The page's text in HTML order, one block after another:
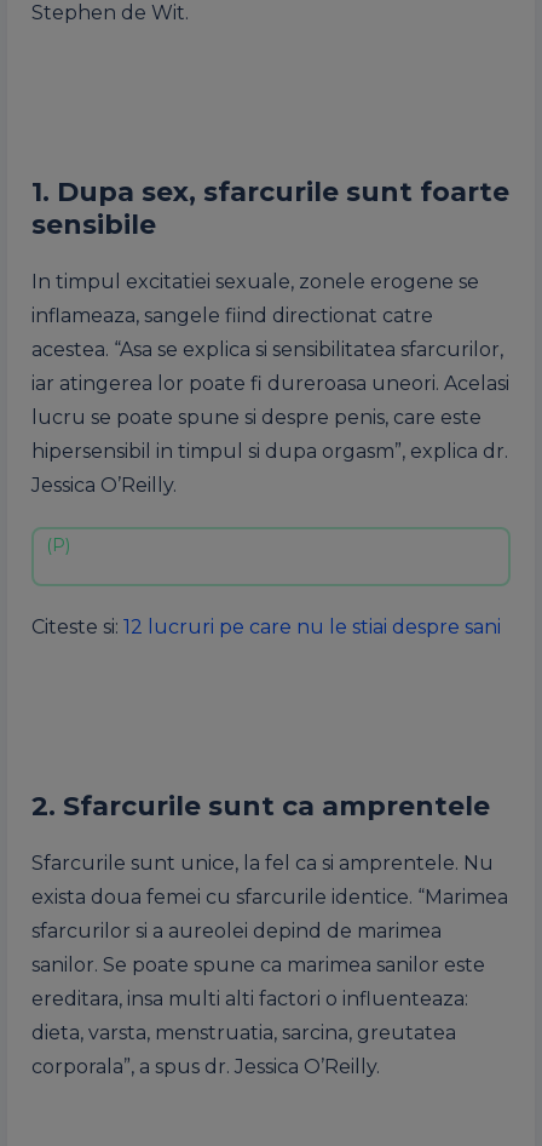
Stephen de Wit.
1. Dupa sex, sfarcurile sunt foarte
sensibile
In timpul excitatiei sexuale, zonele erogene se
inflameaza, sangele fiind directionat catre
acestea. “Asa se explica si sensibilitatea sfarcurilor,
iar atingerea lor poate fi dureroasa uneori. Acelasi
lucru se poate spune si despre penis, care este
hipersensibil in timpul si dupa orgasm”, explica dr.
Jessica O’Reilly.
Citeste si: 12 lucruri pe care nu le stiai despre sani
2. Sfarcurile sunt ca amprentele
Sfarcurile sunt unice, la fel ca si amprentele. Nu
exista doua femei cu sfarcurile identice. “Marimea
sfarcurilor si a aureolei depind de marimea
sanilor. Se poate spune ca marimea sanilor este
ereditara, insa multi alti factori o influenteaza:
dieta, varsta, menstruatia, sarcina, greutatea
corporala”, a spus dr. Jessica O’Reilly.